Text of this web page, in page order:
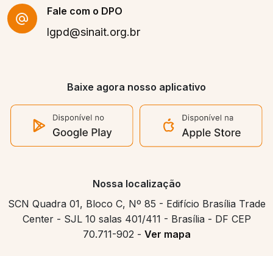
Fale com o DPO
lgpd@sinait.org.br
Baixe agora nosso aplicativo
Nossa localização
SCN Quadra 01, Bloco C, Nº 85 - Edifício Brasília Trade
Center - SJL 10 salas 401/411 - Brasília - DF CEP
70.711-902 - Ver mapa